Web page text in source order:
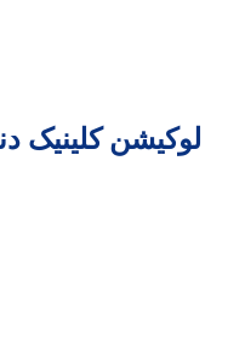
لوکیشن کلینیک